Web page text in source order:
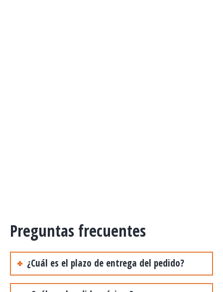
Preguntas frecuentes
¿Cuál es el plazo de entrega del pedido?